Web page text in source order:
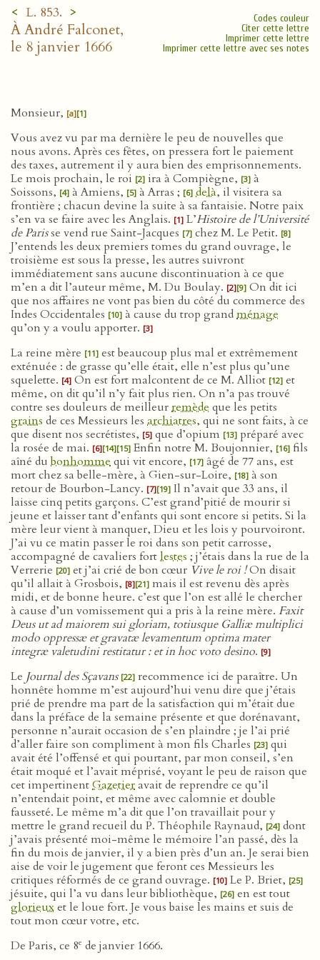
< L. 853. >
À André Falconet,
le 8 janvier 1666
Codes couleur
Citer cette lettre
Imprimer cette lettre
Imprimer cette lettre avec ses notes
Monsieur, [a][1]
Vous avez vu par ma dernière le peu de nouvelles que
nous avons. Après ces fêtes, on pressera fort le paiement
des taxes, autrement il y aura bien des emprisonnements.
Le mois prochain, le roi [2] ira à Compiègne, [3] à
Soissons, [4] à Amiens, [5] à Arras ; [6] delà, il visitera sa
frontière ; chacun devine la suite à sa fantaisie. Notre paix
s’en va se faire avec les Anglais. [1] L’Histoire de l’Université
de Parisse vend rue Saint-Jacques [7] chez M. Le Petit. [8]
J’entends les deux premiers tomes du grand ouvrage, le
troisième est sous la presse, les autres suivront
immédiatement sans aucune discontinuation à ce que
m’en a dit l’auteur même, M. Du Boulay. [2][9] On dit ici
que nos affaires ne vont pas bien du côté du commerce des
Indes Occidentales [10] à cause du trop grandménage
qu’on y a voulu apporter. [3]
La reine mère [11] est beaucoup plus mal et extrêmement
exténuée : de grasse qu’elle était, elle n’est plus qu’une
squelette. [4] On est fort malcontent de ce M. Alliot [12] et
même, on dit qu’il n’y fait plus rien. On n’a pas trouvé
contre ses douleurs de meilleurremède que les petits
grains de ces Messieurs les archiatres, qui ne sont faits, à ce
que disent nos secrétistes, [5] que d’opium [13] préparé avec
la rosée de mai. [6][14][15] Enfin notre M. Boujonnier, [16] fils
aîné dubonhommequi vit encore, [17] âgé de 77 ans, est
mort chez sa belle-mère, à Gien-sur-Loire, [18] à son
retour de Bourbon-Lancy. [7][19] Il n’avait que 33 ans, il
laisse cinq petits garçons. C’est grand’pitié de mourir si
jeune et laisser tant d’enfants qui sont encore si petits. Si la
mère leur vient à manquer, Dieu et les lois y pourvoiront.
J’ai vu ce matin passer le roi dans son petit carrosse,
accompagné de cavaliers fortlestes ; j’étais dans la rue de la
Verrerie [20] et j’ai crié de bon cœur Vive le roi !On disait
qu’il allait à Grosbois, [8][21] mais il est revenu dès après
midi, et de bonne heure. c’est que l’on est allé le chercher
à cause d’un vomissement qui a pris à la reine mère. Faxit
Deus ut ad maiorem sui gloriam, totiusque Galliæ multiplici
modo oppressæ et gravatæ levamentum optima mater
integræ valetudini restitatur : et in hoc voto desino. [9]
Le Journal des Sçavans [22] recommence ici de paraître. Un
honnête homme m’est aujourd’hui venu dire que j’étais
prié de prendre ma part de la satisfaction qui m’était due
dans la préface de la semaine présente et que dorénavant,
personne n’aurait occasion de s’en plaindre ; je l’ai prié
d’aller faire son compliment à mon fils Charles [23] qui
avait été l’offensé et qui pourtant, par mon conseil, s’en
était moqué et l’avait méprisé, voyant le peu de raison que
cet impertinentGazetieravait de reprendre ce qu’il
n’entendait point, et même avec calomnie et double
fausseté. Le même m’a dit que l’on travaillait pour y
mettre le grand recueil du P. Théophile Raynaud, [24] dont
j’avais présenté moi-même le mémoire l’an passé, dès la
fin du mois de janvier, il y a bien près d’un an. Je serai bien
aise de voir le jugement que feront ces Messieurs les
critiques réformés de ce grand ouvrage. [10] Le P. Briet, [25]
jésuite, qui l’a vu dans leur bibliothèque, [26] en est tout
glorieuxet le loue fort. Je vous baise les mains et suis de
tout mon cœur votre, etc.
De Paris, ce 8e de janvier 1666.